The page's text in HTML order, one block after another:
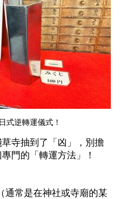
式逆轉運儀式！
寺抽到了「凶」，別擔
門的「轉運方法」！
（通常是在神社或寺廟的某